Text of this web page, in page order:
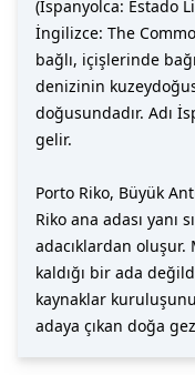
(İspanyolca: Estado
İngilizce: The
bağlı, içişlerinde
denizinin
doğusundadır. Adı
gelir.
Porto Riko, Büyük
Riko ana adası yanı
adacıklardan oluşur.
kaldığı bir ada
kaynaklar
adaya çıkan doğa